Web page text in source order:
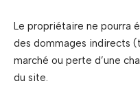
Le propriétaire ne pourra
des dommages indirects
marché ou perte d’une
du site.